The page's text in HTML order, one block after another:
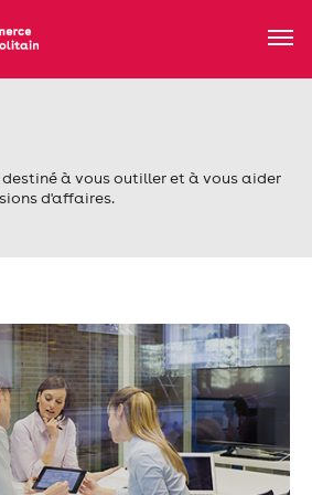
à vous outiller et à vous aider
d'affaires.